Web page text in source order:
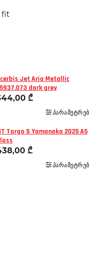
fit
Jet Aria Metallic
dark grey
₾
Targo S Yamanaka 2025 A5
₾